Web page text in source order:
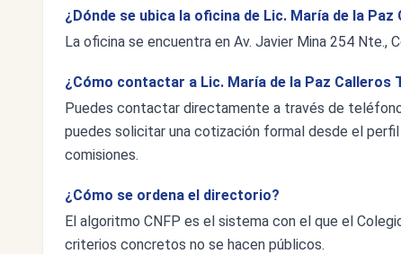
¿Dónde se ubica la oficina de Lic. María de la
La oficina se encuentra en Av. Javier Mina 254 Nte.,
¿Cómo contactar a Lic. María de la Paz Calleros
Puedes contactar directamente a través de
puedes solicitar una cotización formal desde el
comisiones.
¿Cómo se ordena el directorio?
El algoritmo CNFP es el sistema con el que el
criterios concretos no se hacen públicos.